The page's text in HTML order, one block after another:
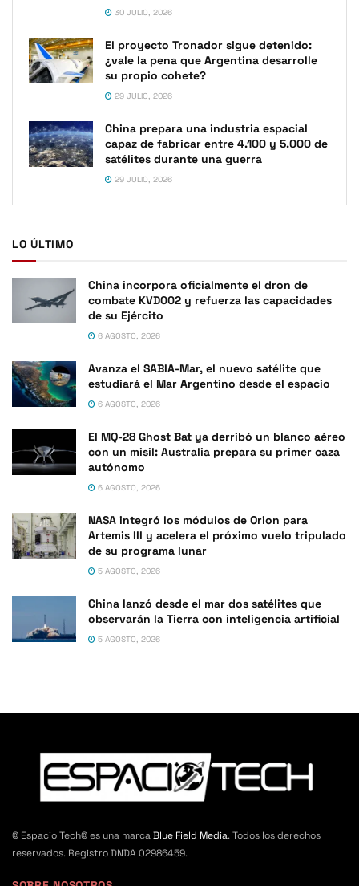
30 JULIO, 2026
El proyecto Tronador sigue detenido:
¿vale la pena que Argentina desarrolle
su propio cohete?
29 JULIO, 2026
China prepara una industria espacial
capaz de fabricar entre 4.100 y 5.000 de
satélites durante una guerra
29 JULIO, 2026
LO ÚLTIMO
China incorpora oficialmente el dron de
combate KVD002 y refuerza las capacidades
de su Ejército
6 AGOSTO, 2026
Avanza el SABIA-Mar, el nuevo satélite que
estudiará el Mar Argentino desde el espacio
6 AGOSTO, 2026
El MQ-28 Ghost Bat ya derribó un blanco aéreo
con un misil: Australia prepara su primer caza
autónomo
6 AGOSTO, 2026
NASA integró los módulos de Orion para
Artemis III y acelera el próximo vuelo tripulado
de su programa lunar
5 AGOSTO, 2026
China lanzó desde el mar dos satélites que
observarán la Tierra con inteligencia artificial
5 AGOSTO, 2026
© Espacio Tech© es una marcaBlue Field Media. Todos los derechos
reservados. Registro DNDA 02986459.